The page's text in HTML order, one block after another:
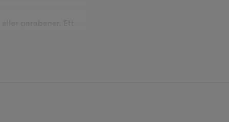
parabener. Ett